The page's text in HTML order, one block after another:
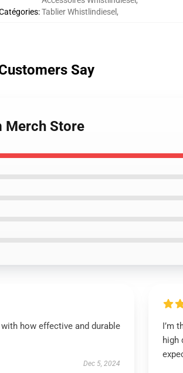
:Tablier Whistlindiesel ,
Say
Merch Store
with how effective and durable
Dec 5, 2024
I’m
high